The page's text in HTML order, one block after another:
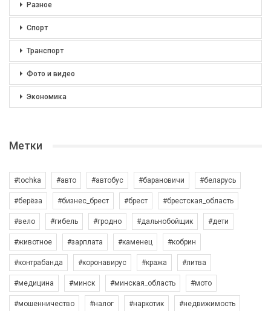
Разное
Спорт
Транспорт
Фото и видео
Экономика
Метки
#tochka #авто #автобус #барановичи #беларусь
#берёза #бизнес_брест #брест #брестская_область
#вело #гибель #гродно #дальнобойщик #дети
#животное #зарплата #каменец #кобрин
#контрабанда #коронавирус #кража #литва
#медицина #минск #минская_область #мото
#мошенничество #налог #наркотик #недвижимость